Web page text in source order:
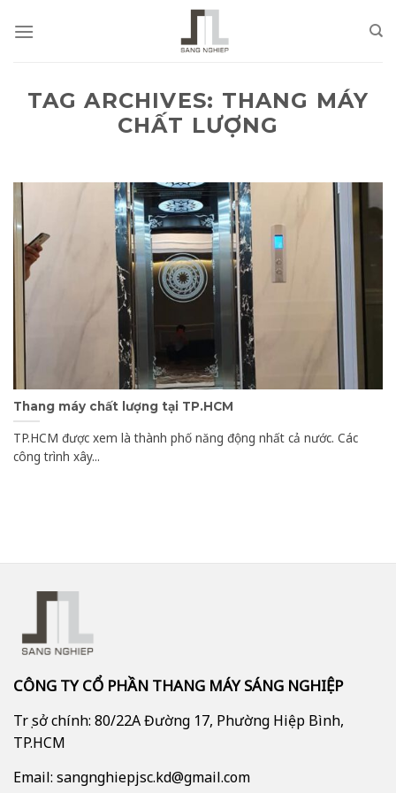
TAG ARCHIVES: THANG MÁY
CHẤT LƯỢNG
Thang máy chất lượng tại TP.HCM
TP.HCM được xem là thành phố năng động nhất cả nước. Các
công trình xây...
CÔNG TY CỔ PHẦN THANG MÁY SÁNG NGHIỆP
Trụ sở chính: 80/22A Đường 17, Phường Hiệp Bình,
TP.HCM
Email: sangnghiepjsc.kd@gmail.com